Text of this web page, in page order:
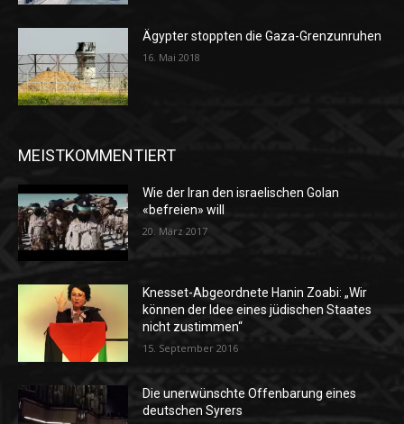
Ägypter stoppten die Gaza-Grenzunruhen
16. Mai 2018
MEISTKOMMENTIERT
Wie der Iran den israelischen Golan
«befreien» will
20. März 2017
Knesset-Abgeordnete Hanin Zoabi: „Wir
können der Idee eines jüdischen Staates
nicht zustimmen“
15. September 2016
Die unerwünschte Offenbarung eines
deutschen Syrers